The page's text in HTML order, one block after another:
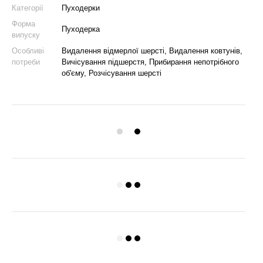
Категорії
Пуходерки
Форма
випуску
Пуходерка
Особливі
потреби
Видалення відмерлої шерсті, Видалення ковтунів,
Вичісування підшерстя, Прибирання непотрібного
об'єму, Розчісування шерсті